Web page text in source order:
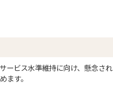
ビス水準維持に向け、懸念さ
ます。